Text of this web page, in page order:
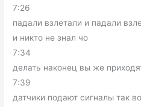
7:26
падали взлетали и падали
и никто не знал чо
7:34
делать наконец вы же
7:39
датчики подают сигналы так